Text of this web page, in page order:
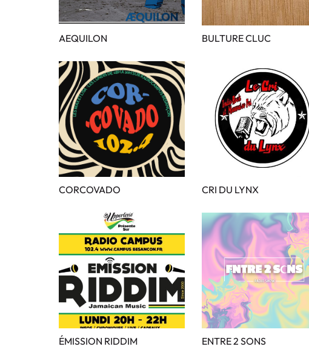
AEQUILON BULTURE CLUC
CORCOVADO CRI DU LYNX
ÉMISSION RIDDIM ENTRE 2 SONS